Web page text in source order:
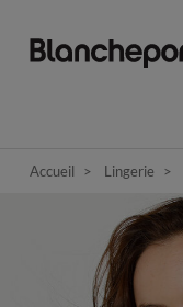
Accueil Lingerie